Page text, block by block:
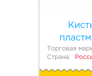
Торговая
Страна: